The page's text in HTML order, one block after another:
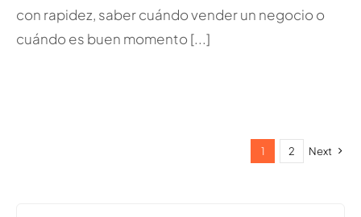
con rapidez, saber cuándo vender un negocio o
cuándo es buen momento [...]
1 2 Next